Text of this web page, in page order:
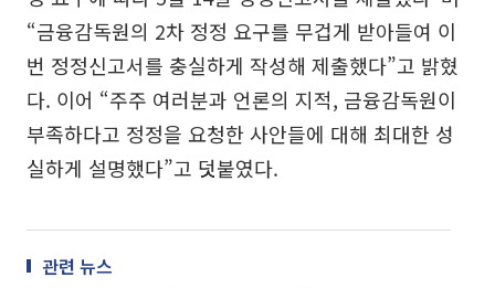
“금융감독원의 2차 정정 요구를 무겁게 받아들여 이
번 정정신고서를 충실하게 작성해 제출했다”고 밝혔
다. 이어 “주주 여러분과 언론의 지적, 금융감독원이
부족하다고 정정을 요청한 사안들에 대해 최대한 성
실하게 설명했다”고 덧붙였다.
관련 뉴스